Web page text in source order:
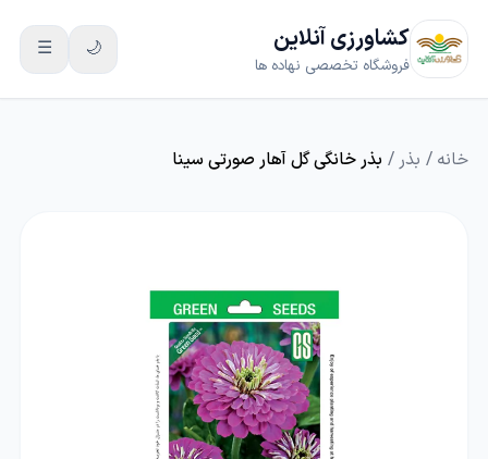
کشاورزی آنلاین
فروشگاه تخصصی نهاده ها
🌙
☰
خانه / بذر / بذر خانگی گل آهار صورتی سینا